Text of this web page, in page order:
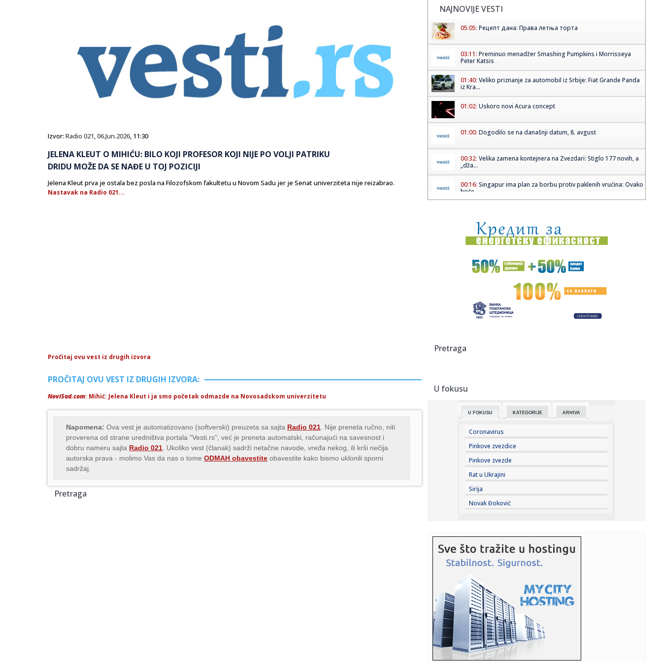
Izvor: Radio 021,06.Jun.2026, 11:30
JELENA KLEUT O MIHIĆU: BILO KOJI PROFESOR KOJI NIJE PO VOLJI PATRIKU
DRIDU MOŽE DA SE NAĐE U TOJ POZICIJI
Jelena Kleut prva je ostala bez posla na Filozofskom fakultetu u Novom Sadu jer je Senat univerziteta nije reizabrao.
Nastavak na Radio 021...
Pročitaj ovu vest iz drugih izvora
PROČITAJ OVU VEST IZ DRUGIH IZVORA:
NoviSad.com: Mihić: Jelena Kleut i ja smo početak odmazde na Novosadskom univerzitetu
Napomena: Ova vest je automatizovano (softverski) preuzeta sa sajta Radio 021 . Nije preneta ručno, niti
proverena od strane uredništva portala "Vesti.rs", već je preneta automatski, računajući na savesnost i
dobru nameru sajta Radio 021 . Ukoliko vest (članak) sadrži netačne navode, vređa nekog, ili krši nečija
autorska prava - molimo Vas da nas o tome ODMAH obavestite obavestite kako bismo uklonili sporni
sadržaj.
Pretraga
NAJNOVIJE VESTI
05:05: Рецепт дана: Права летња торта
03:11: Preminuo menadžer Smashing Pumpkins i Morrisseya
Peter Katsis
01:40: Veliko priznanje za automobil iz Srbije: Fiat Grande Panda
iz Kra...
01:02: Uskoro novi Acura concept
01:00: Dogodilo se na današnji datum, 8. avgust
00:32: Velika zamena kontejnera na Zvezdari: Stiglo 177 novih, a
„dža...
00:16: Singapur ima plan za borbu protiv paklenih vrućina: Ovako
hoće ...
00:03:Volkswagen menja poslovnu strategiju u SAD
23:51:PARTIZAN TRLJA RUKE: Transfer Saše Lukića doneo crno-
belima 300...
Otišao iz Arsenala pre nego što su podigli trofej – vratio
23:47:Srpkinje pronašle novčanik u Čanju, pa uradile nešto što je
izbacio dron s...
23:35:
23:33: Ribakina sigurna u Torontu
23:32:Brenin potez posle pada razbesneo javnost: Devojka joj
pružila r...
23:29:Američki Senat usvojio zakon o sankcijama Rusiji usmjeren
na ene...
23:27:Hitno se oglasili Rusi: "Provokacija!"
23:24: Ako ste planirali da kupite polovan automobil u Nemačkoj,
pogled...
23:22:
Rusiju posle ...
23:21:Nestao nakit vrijedan 10.000 evra: Snimak otkrio krajnje
neobičn...
23:21:Krvoproliće u Gracu: Turčin izbo muškarca iz BiH i još
dvojic...
23:21:Španija od subote uvodi kontrole za putnike iz Italije: Evo
Pretraga
U fokusu
U FOKUSU KATEGORIJE ARHIVA
Coronavirus
Pinkove zvezdice
Pinkove zvezde
Rat u Ukrajini
Sirija
Novak Đoković